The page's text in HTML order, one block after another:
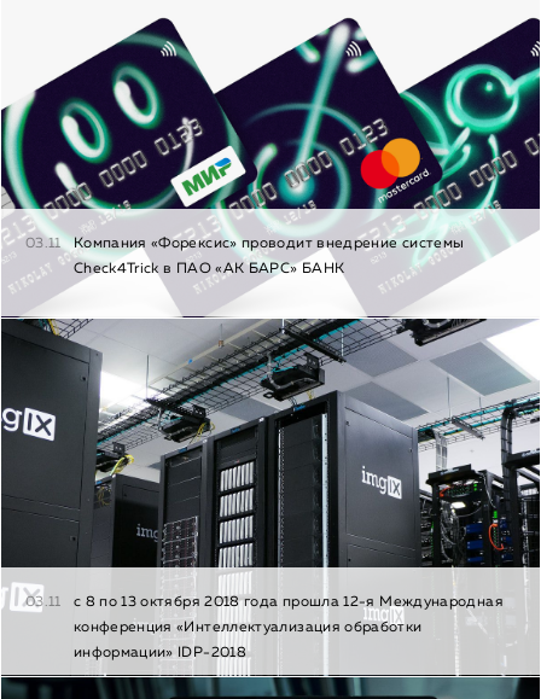
03.11
Компания «Форексис» проводит внедрение системы
Check4Trick в ПАО «АК БАРС» БАНК
03.11
с 8 по 13 октября 2018 года прошла 12-я Международная
конференция «Интеллектуализация обработки
информации» IDP-2018